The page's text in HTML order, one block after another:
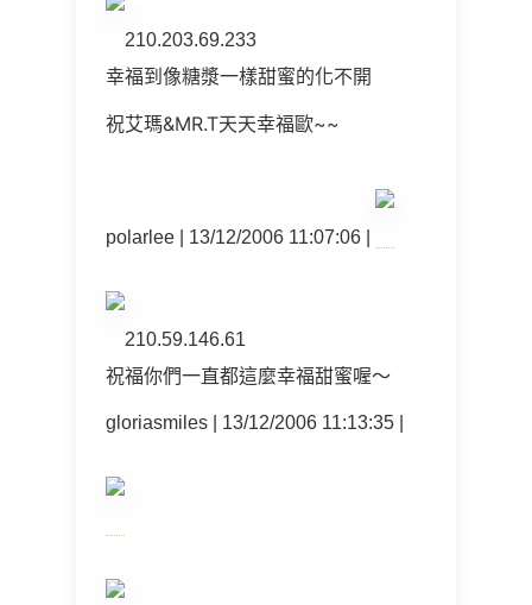
210.203.69.233
幸福到像糖漿一樣甜蜜的化不開
祝艾瑪&MR.T天天幸福歐~~
polarlee | 13/12/2006 11:07:06 |
210.59.146.61
祝福你們一直都這麼幸福甜蜜喔～
gloriasmiles | 13/12/2006 11:13:35 |